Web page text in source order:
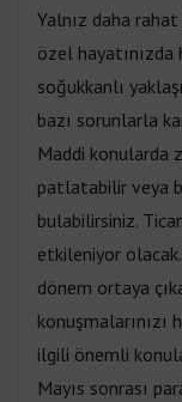
Yalnız daha
özel
soğukkanlı
bazı sorunlarla
Maddi konularda
patlatabilir veya
bulabilirsiniz.
etkileniyor
dönem ortaya
konuşmalarınızı
ilgili önemli
Mayıs sonrası